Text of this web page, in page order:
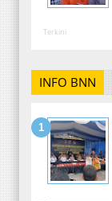
Terkini
INFO BNN